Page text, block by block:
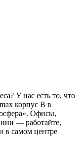
У нас есть то, что
корпус B в
Офисы,
— работайте,
в самом центре